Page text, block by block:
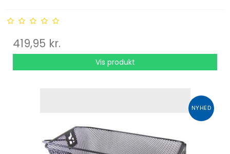
419,95 kr.
Vis produkt
NYHED